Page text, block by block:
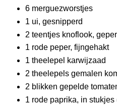
6 merguezworstjes
1 ui, gesnipperd
2 teentjes knoflook,
1 rode peper, fijngehakt
1 theelepel karwijzaad
2 theelepels gemalen
2 blikken gepelde
1 rode paprika, in stukjes